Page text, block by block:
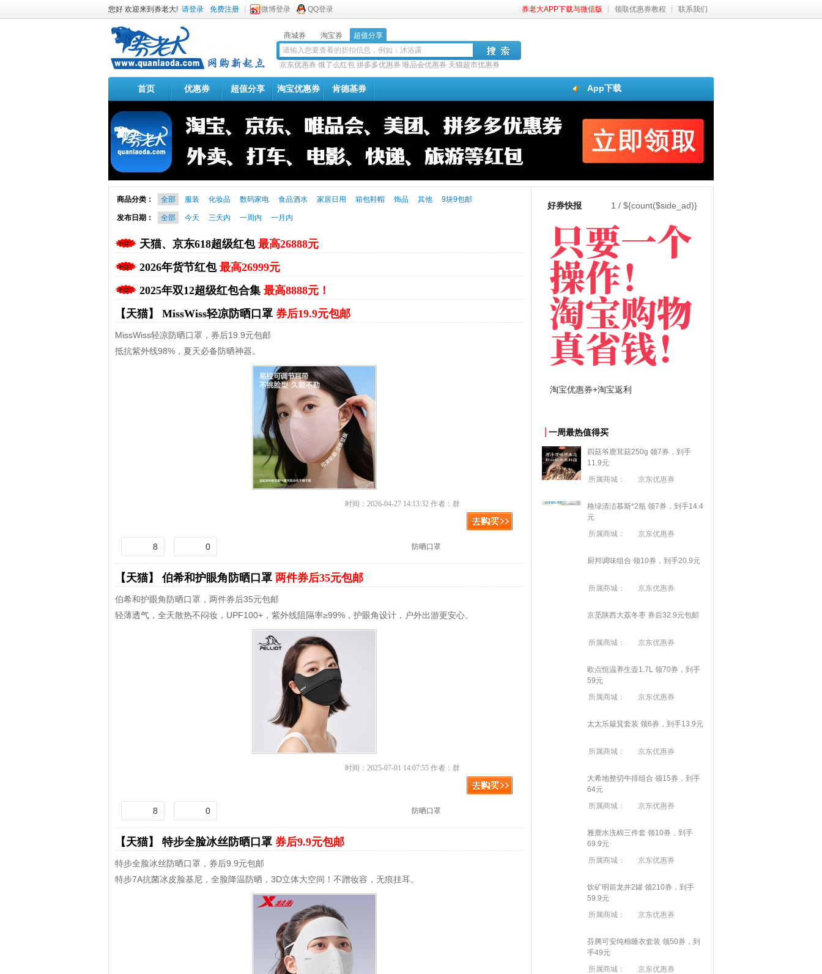
您好 欢迎来到券老大! 请登录 免费注册 微博登录 QQ登录 券老大APP下载与微信版 领取优惠券教程 联系我们
商城券 淘宝券 超值分享
京东优惠券 饿了么红包 拼多多优惠券 唯品会优惠券 天猫超市优惠券
App下载
首页 优惠券 超值分享 淘宝优惠券 肯德基券
商品分类： 全部 服装 化妆品 数码家电 食品酒水 家居日用 箱包鞋帽 饰品 其他 9块9包邮
发布日期： 全部 今天 三天内 一周内 一月内
天猫、京东618超级红包 最高26888元
2026年货节红包 最高26999元
2025年双12超级红包合集 最高8888元！
【天猫】 MissWiss轻凉防晒口罩 券后19.9元包邮
MissWiss轻凉防晒口罩，券后19.9元包邮
抵抗紫外线98%，夏天必备防晒神器。
时间：2026-04-27 14:13:32 作者：群
8 0 防晒口罩
【天猫】伯希和护眼角防晒口罩 两件券后35元包邮
伯希和护眼角防晒口罩，两件券后35元包邮
轻薄透气，全天散热不闷妆，UPF100+，紫外线阻隔率≥99%，护眼角设计，户外出游更安心。
时间：2025-07-01 14:07:55 作者：群
8 0 防晒口罩
【天猫】 特步全脸冰丝防晒口罩 券后9.9元包邮
特步全脸冰丝防晒口罩，券后9.9元包邮
特步7A抗菌冰皮脸基尼，全脸降温防晒，3D立体大空间！不蹭妆容，无痕挂耳。
好券快报 1 / ${count($side_ad)}
淘宝优惠券+淘宝返利
一周最热值得买
四菇爷鹿茸菇250g 领7券，到手
11.9元
所属商城：
京东优惠券
格绿清洁慕斯*2瓶 领7券，到手14.4
元
所属商城：
京东优惠券
厨邦调味组合 领10券，到手20.9元
所属商城： 京东优惠券
京觅陕西大荔冬枣 券后32.9元包邮
所属商城： 京东优惠券
欧点恒温养生壶1.7L 领70券，到手
59元
所属商城：
京东优惠券
太太乐簸箕套装 领6券，到手13.9元
所属商城： 京东优惠券
大希地整切牛排组合 领15券，到手
64元
所属商城：
京东优惠券
雅鹿水洗棉三件套 领10券，到手
69.9元
所属商城：
京东优惠券
饮矿明前龙井2罐 领210券，到手
59.9元
所属商城：
京东优惠券
芬腾可安纯棉睡衣套装 领50券，到
手49元
所属商城：
京东优惠券